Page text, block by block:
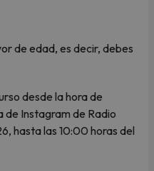
de edad, es decir, debes
desde la hora de
de Instagram de Radio
hasta las 10:00 horas del